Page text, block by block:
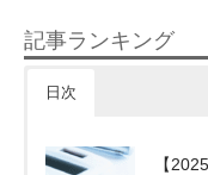
記事ランキング
日次
【